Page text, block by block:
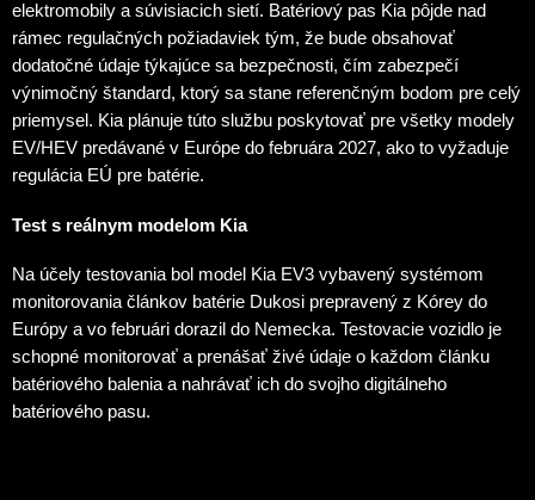
elektromobily a súvisiacich sietí. Batériový pas Kia pôjde nad
rámec regulačných požiadaviek tým, že bude obsahovať
dodatočné údaje týkajúce sa bezpečnosti, čím zabezpečí
výnimočný štandard, ktorý sa stane referenčným bodom pre celý
priemysel. Kia plánuje túto službu poskytovať pre všetky modely
EV/HEV predávané v Európe do februára 2027, ako to vyžaduje
regulácia EÚ pre batérie.
Test s reálnym modelom Kia
Na účely testovania bol model Kia EV3 vybavený systémom
monitorovania článkov batérie Dukosi prepravený z Kórey do
Európy a vo februári dorazil do Nemecka. Testovacie vozidlo je
schopné monitorovať a prenášať živé údaje o každom článku
batériového balenia a nahrávať ich do svojho digitálneho
batériového pasu.